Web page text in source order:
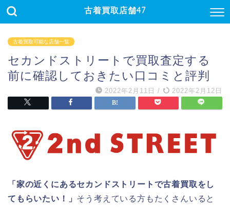
古着買取店舗47
古着買取可能な店舗一覧
セカンドストリートで買取査定する
前に確認しておきたい口コミと評判
2022年2月11日 / 2022年2月12日
「家の近くにあるセカンドストリートで古着買取をし
てもらいたい！」 そう考えている方もたくさんいると